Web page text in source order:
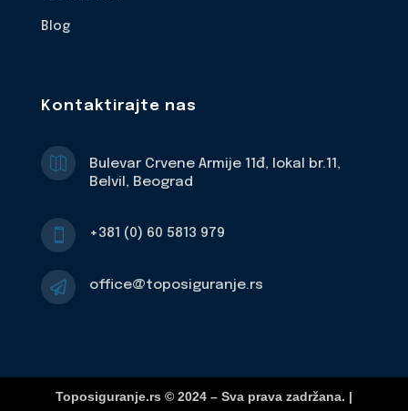
Blog
Kontaktirajte nas

Bulevar Crvene Armije 11đ, lokal br.11,
Belvil, Beograd
 +381 (0) 60 5813 979
 office@toposiguranje.rs
Toposiguranje.rs © 2024 – Sva prava zadržana. |